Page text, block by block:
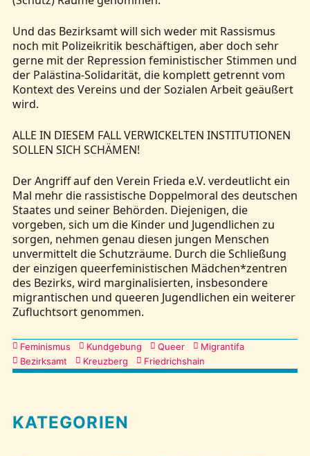
Und das Bezirksamt will sich weder mit Rassismus
noch mit Polizeikritik beschäftigen, aber doch sehr
gerne mit der Repression feministischer Stimmen und
der Palästina-Solidarität, die komplett getrennt vom
Kontext des Vereins und der Sozialen Arbeit geäußert
wird.
ALLE IN DIESEM FALL VERWICKELTEN INSTITUTIONEN
SOLLEN SICH SCHÄMEN!
Der Angriff auf den Verein Frieda e.V. verdeutlicht ein
Mal mehr die rassistische Doppelmoral des deutschen
Staates und seiner Behörden. Diejenigen, die
vorgeben, sich um die Kinder und Jugendlichen zu
sorgen, nehmen genau diesen jungen Menschen
unvermittelt die Schutzräume. Durch die Schließung
der einzigen queerfeministischen Mädchen*zentren
des Bezirks, wird marginalisierten, insbesondere
migrantischen und queeren Jugendlichen ein weiterer
Zufluchtsort genommen.
Kategorien
Feminismus Kundgebung Queer
Migrantifa
Bezirksamt
Kreuzberg Friedrichshain
KATEGORIEN